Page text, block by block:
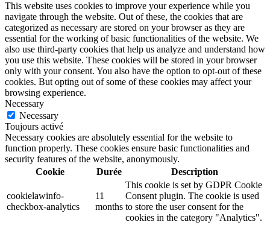
This website uses cookies to improve your experience while you
navigate through the website. Out of these, the cookies that are
categorized as necessary are stored on your browser as they are
essential for the working of basic functionalities of the website. We
also use third-party cookies that help us analyze and understand how
you use this website. These cookies will be stored in your browser
only with your consent. You also have the option to opt-out of these
cookies. But opting out of some of these cookies may affect your
browsing experience.
Necessary
Necessary
Toujours activé
Necessary cookies are absolutely essential for the website to
function properly. These cookies ensure basic functionalities and
security features of the website, anonymously.
Cookie
Durée Description
cookielawinfo-
checkbox-analytics
11
months
This cookie is set by GDPR Cookie
Consent plugin. The cookie is used
to store the user consent for the
cookies in the category "Analytics".